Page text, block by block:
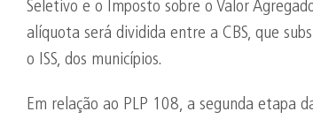
Seletivo e o Imposto sobre o Valor
alíquota será dividida entre a CBS, que
o ISS, dos municípios.
Em relação ao PLP 108, a segunda